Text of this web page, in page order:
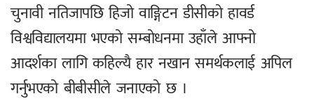
चुनावी नतिजापछि हिजो वाङ्गिटन डीसीको हावर्ड
विश्वविद्यालयमा भएको सम्बोधनमा उहाँले आफ्नो
आदर्शका लागि कहिल्यै हार नखान समर्थकलाई अपिल
गर्नुभएको बीबीसीले जनाएको छ ।